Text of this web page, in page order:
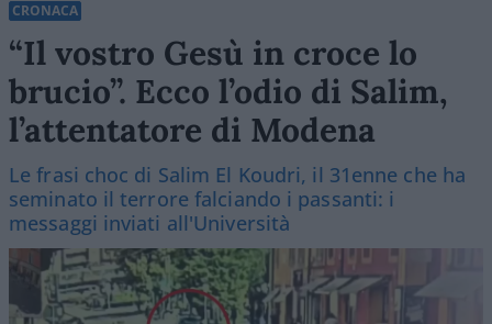
CRONACA
“Il vostro Gesù in croce lo
brucio”. Ecco l’odio di Salim,
l’attentatore di Modena
Le frasi choc di Salim El Koudri, il 31enne che ha
seminato il terrore falciando i passanti: i
messaggi inviati all'Università